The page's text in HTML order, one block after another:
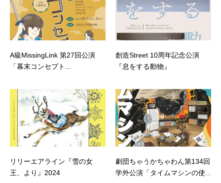
A級MissingLink 第27回公演
「幕末コンセプト...
創造Street 10周年記念公演
『息をする動物』
リリーエアライン『雪の女
王、より』2024
劇団ちゃうかちゃわん第134回
学外公演「タイムマシンの使...